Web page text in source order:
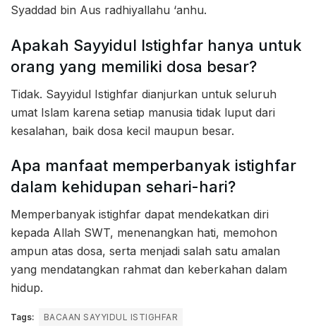
Syaddad bin Aus radhiyallahu ‘anhu.
Apakah Sayyidul Istighfar hanya untuk
orang yang memiliki dosa besar?
Tidak. Sayyidul Istighfar dianjurkan untuk seluruh
umat Islam karena setiap manusia tidak luput dari
kesalahan, baik dosa kecil maupun besar.
Apa manfaat memperbanyak istighfar
dalam kehidupan sehari-hari?
Memperbanyak istighfar dapat mendekatkan diri
kepada Allah SWT, menenangkan hati, memohon
ampun atas dosa, serta menjadi salah satu amalan
yang mendatangkan rahmat dan keberkahan dalam
hidup.
Tags:
BACAAN SAYYIDUL ISTIGHFAR